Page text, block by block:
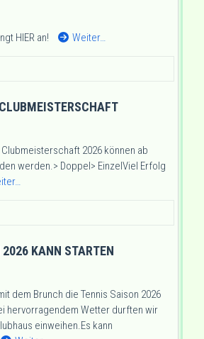
HIER an! Weiter…
2026 können ab
werden.> Doppel> EinzelViel Erfolg
KANN STARTEN
dem Brunch die Tennis Saison 2026
hervorragendem Wetter durften wir
einweihen.Es kann